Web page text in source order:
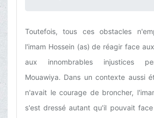
Toutefois, tous ces obstacles
l'imam Hossein (as) de réagir face
aux innombrables injustices
Mouawiya. Dans un contexte aussi
n'avait le courage de broncher,
s'est dressé autant qu'il pouvait